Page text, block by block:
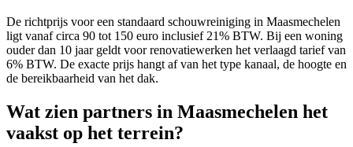
De richtprijs voor een standaard schouwreiniging in Maasmechelen
ligt vanaf circa 90 tot 150 euro inclusief 21% BTW. Bij een woning
ouder dan 10 jaar geldt voor renovatiewerken het verlaagd tarief van
6% BTW. De exacte prijs hangt af van het type kanaal, de hoogte en
de bereikbaarheid van het dak.
Wat zien partners in Maasmechelen het
vaakst op het terrein?